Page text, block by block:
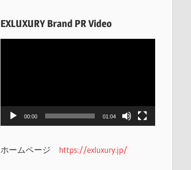
EXLUXURY Brand PR Video
00:00 01:04
ホームページ https://exluxury.jp/